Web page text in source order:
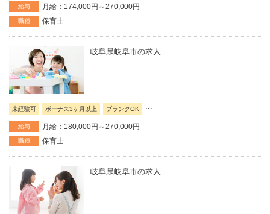
給与 月給：174,000円～270,000円
職種 保育士
岐阜県岐阜市の求人
未経験可 ボーナス3ヶ月以上 ブランクOK
給与 月給：180,000円～270,000円
職種 保育士
岐阜県岐阜市の求人